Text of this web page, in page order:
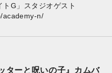
G」スタジオゲスト
academy-n/
ターと呪いの子』カムバ